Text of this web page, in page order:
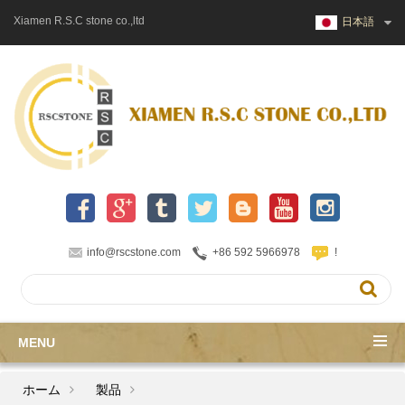
Xiamen R.S.C stone co.,ltd 日本語
info@rscstone.com +86 592 5966978 !
MENU
ホーム 製品